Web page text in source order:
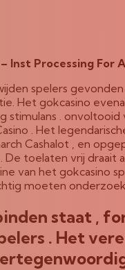
Inst Processing For
spelers
Het gokcasino
.
. Het
Cashalot , en
toelaten vrij
van het gokcasino
moeten
staat ,
. Het